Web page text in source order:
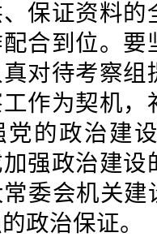
保证资料
合到位。
对待考察
作为契机
党的政治建
强政治建
委会机关建
政治保证。